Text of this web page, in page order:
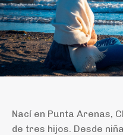
Nací en Punta Arenas,
de tres hijos. Desde